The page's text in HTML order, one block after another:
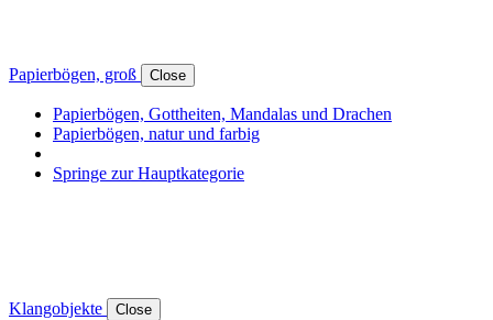
Papierbögen, groß Close
Papierbögen, Gottheiten, Mandalas und Drachen
Papierbögen, natur und farbig
Springe zur Hauptkategorie
Klangobjekte Close